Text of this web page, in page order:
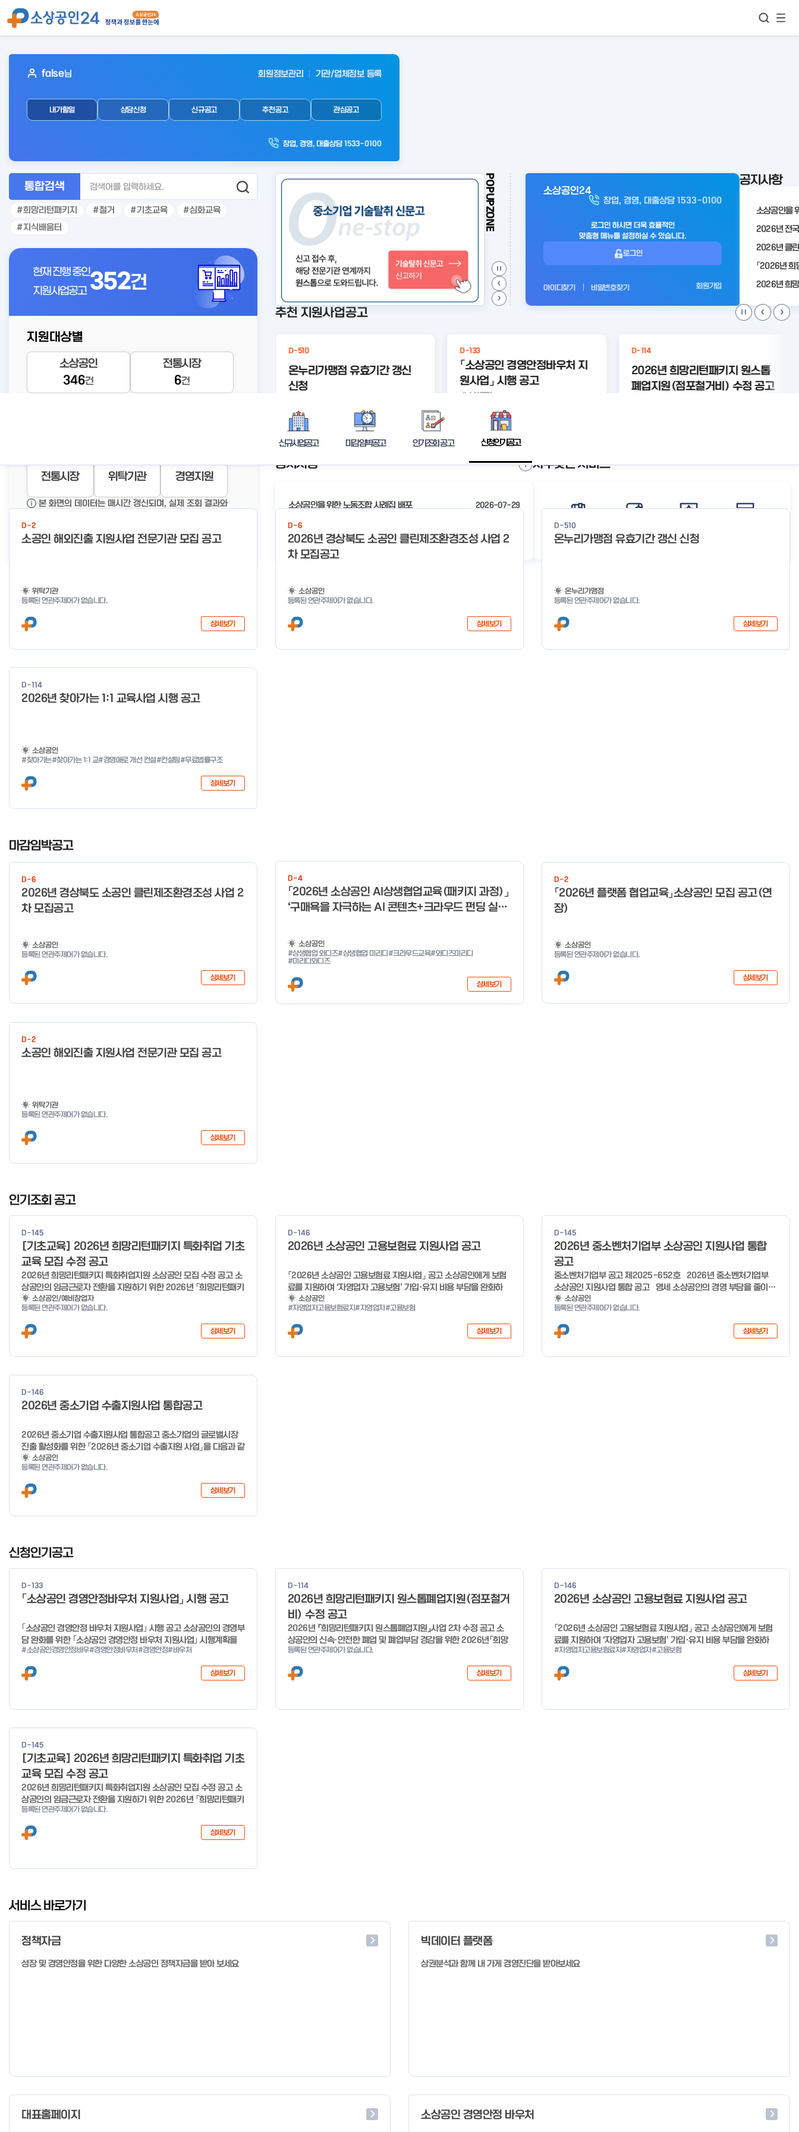
아
로
그
false님 회원정보관리 기관/업체정보 등록
내가할일 상담신청 신규공고 추천공고 관심공고
창업, 경영, 대출상담 1533-0100
통합검색
희망리턴패키지 철거 기초교육
심화교육
지식배움터
현재 진행 중인
지원사업공고 352건
지원대상별
소상공인
346건
전통시장
6건
전통시장 위탁기관 경영지원
본 화면의 데이터는 매시간 갱신되며, 실제 조회 결과와
더보기
POPUPZONE
아
그
소상공인24
창업, 경영, 대출상담 1533-0100
로그인 하시면 더욱 효율적인
맞춤형 메뉴를 설정하실 수 있습니다.
로그인
아이디찾기 비밀번호찾기 회원가입
공지사항
추천 지원사업공고
D-2
소공인 해외진출 지원사업 전
문기관 모집 공고
D-510
온누리가맹점 유효기간 갱신
신청
D-133
「소상공인 경영안정바우처 지
원사업」 시행 공고
#소상공인
D-114
2026년 희망리턴패키지 원스톱
폐업지원(점포철거비) 수정 공고
I
m
공지사항
소상공인을 위한 노동조합 사례집 배포 2026-07-29
2026년 전국우수시장박람회 참가시장 모집 공고
2026년 클린제조환경조성 사업 공급기업 POOL 안내 2026-05-22
공자주찾는 서비스
우수사례 지원사업 상담 서비스 지원
신규사업공고 마감임박공고 인기조회 공고 신청인기공고
신규사업공고
D-2
소공인 해외진출 지원사업 전문기관 모집 공고
위탁기관
등록된 연관주제어가 없습니다.
상세보기
D-6
2026년 경상북도 소공인 클린제조환경조성 사업 2
차 모집공고
소상공인
등록된 연관주제어가 없습니다.
상세보기
D-510
온누리가맹점 유효기간 갱신 신청
온누리가맹점
등록된 연관주제어가 없습니다.
상세보기
D-114
2026년 찾아가는 1:1 교육사업 시행 공고
소상공인
#찾아가는#찾아가는 1:1 교#경영애로 개선 컨설#컨설팅#무료법률구조
상세보기
마감임박공고
D-6
2026년 경상북도 소공인 클린제조환경조성 사업 2
차 모집공고
소상공인
등록된 연관주제어가 없습니다.
상세보기
D-4
「2026년 소상공인 AI상생협업교육(패키지 과정)」
‘구매욕을 자극하는 AI 콘텐츠+크라우드 펀딩 실전
소상공인
#상생협업 와디즈#상생협업 미리디 #크라우드교육#와디즈미리디
#미리디와디즈
상세보기
D-2
「2026년 플랫폼 협업교육」소상공인 모집 공고(연
장)
소상공인
등록된 연관주제어가 없습니다.
상세보기
D-2
소공인 해외진출 지원사업 전문기관 모집 공고
위탁기관
등록된 연관주제어가 없습니다.
상세보기
인기조회 공고
D-145
[기초교육] 2026년 희망리턴패키지 특화취업 기초
교육 모집 수정 공고
2026년 희망리턴패키지 특화취업지원 소상공인 모집 수정 공고 소
상공인의 임금근로자 전환을 지원하기 위한 2026년 「희망리턴패키
지 특화취업지원」 사업을 다음과 같이 공고합니다. '26.6.2(화)은
익일인 6.3(수) 선거로 인해 서류검토가 불가함에 따라 기초교육
모집을 진행하지 않음을 안내드립니다. (6/3 모집 재개) □ 사업명:
희망리턴패키지 특화취업지원 □ 지원대상: 폐업(예정) 소상공인
경우 매주 일, 월, 화, 수, 목 신청·접수 가능 ** 기초교육 신청 가능
이사장 ※ 문의처 ※ - 사업문의 : 1533-0100(소상공인 통합콜센
터) - 시스템 문의(오류 등) : 1644-5302 ** 기초교육 수료 인정
10시간 이상 수강 필요) 30분 미만 → 0.5시간 30분 이상 ~ 60분
미만 → 1시간 60분 이상 → 1.5시간
소상공인/예비창업자
등록된 연관주제어가 없습니다.
상세보기
D-146
2026년 소상공인 고용보험료 지원사업 공고
「2026년 소상공인 고용보험료 지원사업」 공고 소상공인에게 보험
료를 지원하여 ‘자영업자 고용보험’ 가입·유지 비용 부담을 완화하
고, 사회안전망으로 편입을 촉진하고자「2026년 소상공인 고용보험
료 지원사업」을 다음과 같이 공고합니다. 2025년 12월 29일 중소
벤처기업부 장관 자세한 사항은 첨부파일을 확인하여 주시기 바랍니
다.
소상공인
#자영업자고용보험료지 #자영업자#고용보험
상세보기
D-145
2026년 중소벤처기업부 소상공인 지원사업 통합
공고
중소벤처기업부 공고 제2025-652호 2026년 중소벤처기업부
소상공인 지원사업 통합 공고 영세 소상공인의 경영 부담을 줄이고,
유망 소상공인의 성장 가능성을 극대화하기 위해 �2026년 소상공
인 지원사업을 다음과 같이 공고합니다. ※ 7개분야 26개사업 1조
3,410억원 규모(’25년 7개분야 23개사업 8,170억원 규모) 2025
년 12월 29일 중 소 벤 처 기 업 부 장 관
소상공인
등록된 연관주제어가 없습니다.
상세보기
D-146
2026년 중소기업 수출지원사업 통합공고
2026년 중소기업 수출지원사업 통합공고 중소기업의 글로벌시장
진출 활성화를 위한 「2026년 중소기업 수출지원 사업」을 다음과 같
이 공고합니다. 2025년 12월 10일 중 소 벤 처 기 업 부 장관 ※ 문
의처 ※ - 사업문의 : 1357 - 시스템 문의(오류 등) : 1644-5302
소상공인
등록된 연관주제어가 없습니다.
상세보기
신청인기공고
D-133
「소상공인 경영안정바우처 지원사업」 시행 공고
｢소상공인 경영안정 바우처 지원사업｣ 시행 공고 소상공인의 경영부
담 완화를 위한 ｢소상공인 경영안정 바우처 지원사업｣ 시행계획을
다음과 같이 공고합니다. 2026년 1월 28일 중소벤처기업부장관
#소상공인경영안정바우#경영안정바우처 #경영안정#바우처
상세보기
D-114
2026년 희망리턴패키지 원스톱폐업지원(점포철거
비) 수정 공고
2026년 『희망리턴패키지 원스톱폐업지원』사업 2차 수정 공고 소
상공인의 신속·안전한 폐업 및 폐업부담 경감을 위한 2026년「희망
리턴패키지 원스톱폐업지원」사업의 추가경정예산 지원 대상 확대에
따른 2차 수정 공고 하오니, 많은 관심과 참여 바랍니다. 2026년 8
월 3일 소상공인시장진흥공단 이사장 < 신청·접수 기간 > 세부사업
자문·채무조정 26년 4월 3일 ~ 예산 소진시 점포철거비 지원 26
등록된 연관주제어가 없습니다.
상세보기
D-146
2026년 소상공인 고용보험료 지원사업 공고
「2026년 소상공인 고용보험료 지원사업」 공고 소상공인에게 보험
료를 지원하여 ‘자영업자 고용보험’ 가입·유지 비용 부담을 완화하
고, 사회안전망으로 편입을 촉진하고자「2026년 소상공인 고용보험
료 지원사업」을 다음과 같이 공고합니다. 2025년 12월 29일 중소
벤처기업부 장관 자세한 사항은 첨부파일을 확인하여 주시기 바랍니
#자영업자고용보험료지 #자영업자#고용보험
상세보기
D-145
[기초교육] 2026년 희망리턴패키지 특화취업 기초
교육 모집 수정 공고
2026년 희망리턴패키지 특화취업지원 소상공인 모집 수정 공고 소
상공인의 임금근로자 전환을 지원하기 위한 2026년 「희망리턴패키
지 특화취업지원」 사업을 다음과 같이 공고합니다. '26.6.2(화)은
익일인 6.3(수) 선거로 인해 서류검토가 불가함에 따라 기초교육
모집을 진행하지 않음을 안내드립니다. (6/3 모집 재개) □ 사업명:
경우 매주 일, 월, 화, 수, 목 신청·접수 가능 ** 기초교육 신청 가능
이사장 ※ 문의처 ※ - 사업문의 : 1533-0100(소상공인 통합콜센
10시간 이상 수강 필요) 30분 미만 → 0.5시간 30분 이상 ~ 60분
등록된 연관주제어가 없습니다.
상세보기
서비스 바로가기
정책자금
성장 및 경영안정을 위한 다양한 소상공인 정책자금을 받아 보세요
빅데이터 플랫폼
상권분석과 함께 내 가게 경영진단을 받아보세요
대표홈페이지 소상공인 경영안정 바우처